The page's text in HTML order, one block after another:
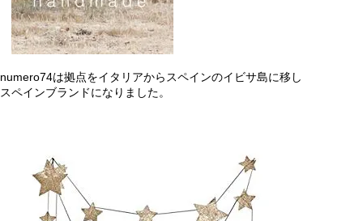
numero74は拠点をイタリアからスペインのイビサ島に移し
スペインブランドになりました。